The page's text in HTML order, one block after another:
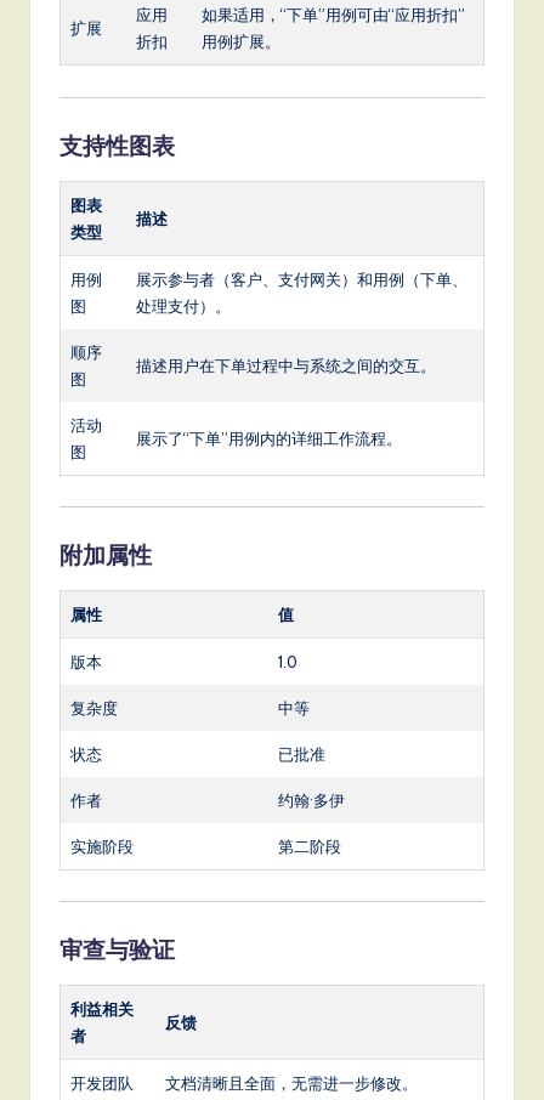
扩展
应用
折扣
如果适用，“下单”用例可由“应用折扣”
用例扩展。
支持性图表
图表
类型
描述
用例
图
展示参与者（客户、支付网关）和用例（下单、
处理支付）。
顺序
图
描述用户在下单过程中与系统之间的交互。
活动
图
展示了“下单”用例内的详细工作流程。
附加属性
属性 值
版本 1.0
复杂度 中等
状态 已批准
作者 约翰·多伊
实施阶段 第二阶段
审查与验证
利益相关
者
反馈
开发团队 文档清晰且全面，无需进一步修改。